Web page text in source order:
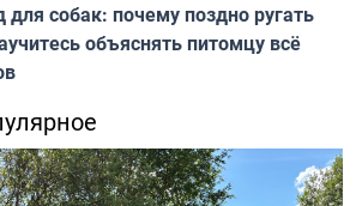
для собак: почему поздно ругать
объяснять питомцу всё